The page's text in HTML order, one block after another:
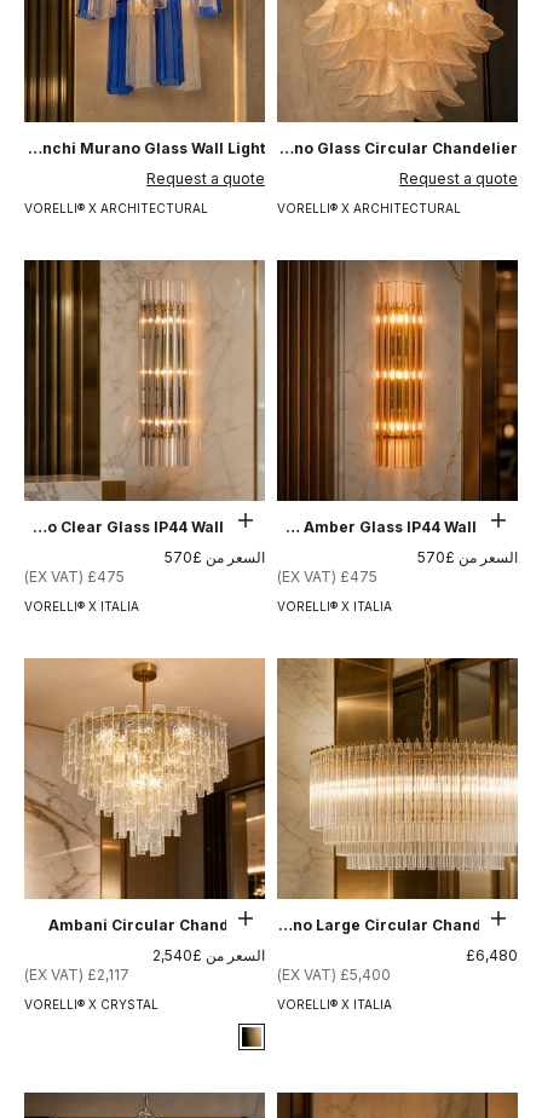
VORELLI® X ARCHITECTURAL
Amalfi Selle Murano Glass Circular Chandelier
السعر بعد الخصم
Request a quote
VORELLI® X ARCHITECTURAL
Amalina Tronchi Murano Glass Wall Light
السعر بعد الخصم
Request a quote
حدِّد الخيارات
VORELLI® X ITALIA
Amarino Amber Glass IP44 Wall Light
السعر بعد الخصم
السعر من £570
£475 (EX VAT)
حدِّد الخيارات
VORELLI® X ITALIA
Amarino Clear Glass IP44 Wall Light
السعر بعد الخصم
السعر من £570
£475 (EX VAT)
حدِّد الخيارات
VORELLI® X ITALIA
Amarino Large Circular Chandelier
السعر بعد الخصم
£6,480
£5,400 (EX VAT)
حدِّد الخيارات
VORELLI® X CRYSTAL
Ambani Circular Chandelier
السعر بعد الخصم
السعر من £2,540
£2,117 (EX VAT)
Signature Finish
8-brushed-brass